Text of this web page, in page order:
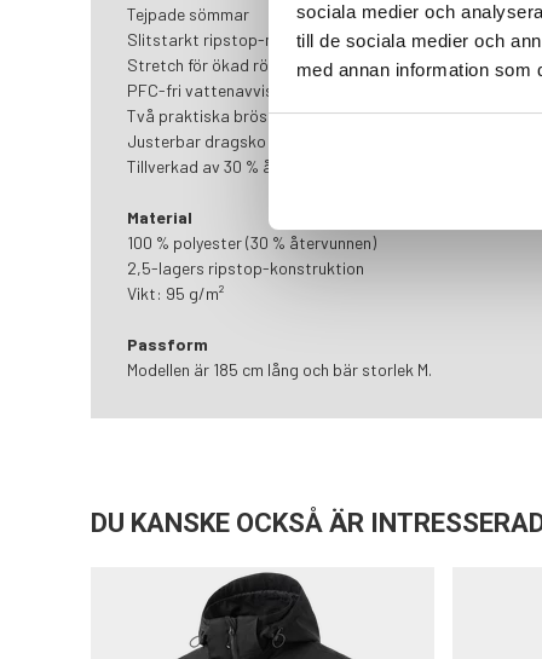
sociala medier och
till de sociala medier och
med annan information som
Tejpade sömmar
Slitstarkt ripstop-material
Stretch för ökad rörelsefrihet
PFC-fri vattenavvisande behandling
Två praktiska bröstfickor
Justerbar dragsko i nederkant
Tillverkad av 30 % återvunnet material
Material
100 % polyester (30 % återvunnen)
2,5-lagers ripstop-konstruktion
Vikt: 95 g/m²
Passform
Modellen är 185 cm lång och bär storlek M.
DU KANSKE OCKSÅ ÄR